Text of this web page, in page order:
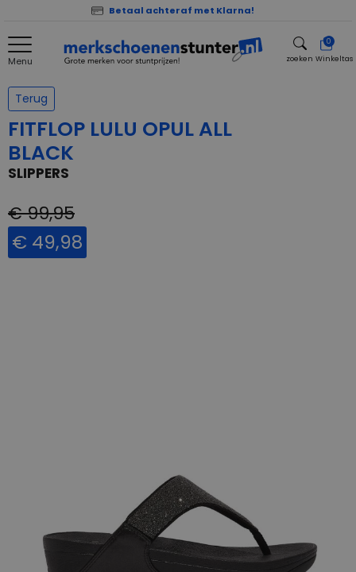
Betaal achteraf met Klarna!
Menu zoeken
0
Winkeltas
Terug
FITFLOP LULU OPUL ALL
BLACK
SLIPPERS
€ 99,95
€ 49,98